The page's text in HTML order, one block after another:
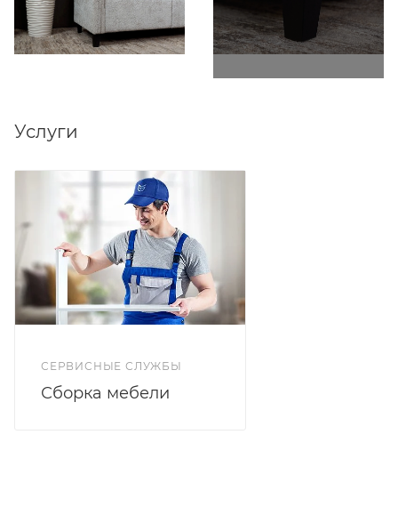
ткани букле; бордо, крем и смоки в ткани велюр.
Услуги
СЕРВИСНЫЕ СЛУЖБЫ
Сборка мебели